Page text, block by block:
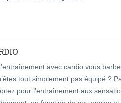
avec cardio vous
tout simplement pas équipé ?
pour l’entraînement aux